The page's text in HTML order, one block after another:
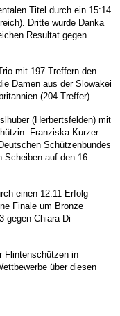
Titel durch ein 15:14
Dritte wurde Danka
Resultat gegen
mit 197 Treffern den
Damen aus der Slowakei
(204 Treffer).
(Herbertsfelden) mit
Franziska Kurzer
Schützenbundes
auf den 16.
einen 12:11-Erfolg
Finale um Bronze
gegen Chiara Di
Flintenschützen in
über diesen